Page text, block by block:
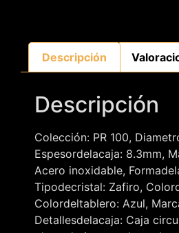
Descripción
Descripción
Colección: PR 100,
Espesordelacaja: 8.3mm,
Acero inoxidable,
Tipodecristal: Zafiro,
Colordeltablero: Azul,
Detallesdelacaja: Caja